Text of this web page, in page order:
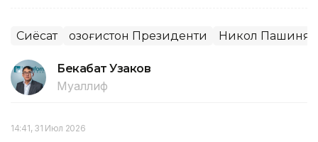
Сиёсат Қозоғистон Президенти Никол Пашинян
Бекабат Узаков
Муаллиф
14:41, 31 Июл 2026